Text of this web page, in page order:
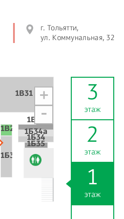
г. Тольятти,
ул. Коммунальная, 32
3
этаж
2
этаж
1
этаж
+
-
1В25
1В31
1Б34а
1Б34
1В27
1Б32
1Б35